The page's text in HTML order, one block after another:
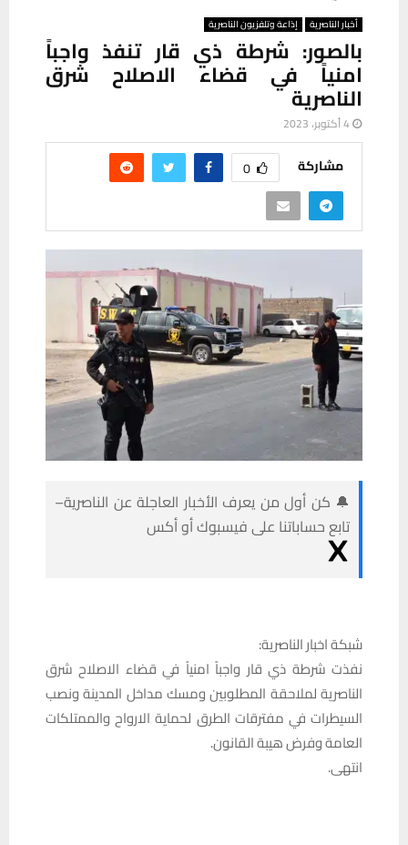
أخبار الناصرية إذاعة وتلفزيون الناصرية
بالصور: شرطة ذي قار تنفذ واجباً
امنياً في قضاء الاصلاح شرق
الناصرية
4 أكتوبر، 2023
مشاركة 0
🔔 كن أول من يعرف الأخبار العاجلة عن الناصرية–
تابع حساباتنا على فيسبوك أو أكس
شبكة اخبار الناصرية:
نفذت شرطة ذي قار واجباً امنياً في قضاء الاصلاح شرق
الناصرية لملاحقة المطلوبين ومسك مداخل المدينة ونصب
السيطرات في مفترقات الطرق لحماية الارواح والممتلكات
العامة وفرض هيبة القانون.
انتهى.